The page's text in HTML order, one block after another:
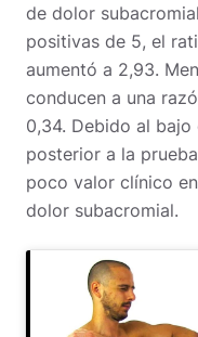
de dolor
positivas de 5, el
aumentó a 2,93.
conducen a una
0,34. Debido al
posterior a la
poco valor clínico
dolor subacromial.